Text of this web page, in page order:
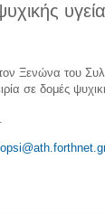
τον Ξενώνα του
σε δομές